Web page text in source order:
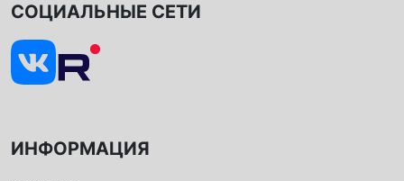
ИНФОРМАЦИЯ
СОЦИАЛЬНЫЕ СЕТИ